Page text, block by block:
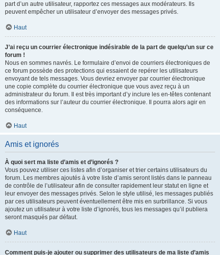
part d’un autre utilisateur, rapportez ces messages aux modérateurs. Ils
peuvent empêcher un utilisateur d’envoyer des messages privés.
Haut
J’ai reçu un courrier électronique indésirable de la part de quelqu’un sur ce
forum !
Nous en sommes navrés. Le formulaire d’envoi de courriers électroniques de
ce forum possède des protections qui essaient de repérer les utilisateurs
envoyant de tels messages. Vous devriez envoyer par courrier électronique
une copie complète du courrier électronique que vous avez reçu à un
administrateur du forum. Il est très important d’y inclure les en-têtes contenant
des informations sur l’auteur du courrier électronique. Il pourra alors agir en
conséquence.
Haut
Amis et ignorés
À quoi sert ma liste d’amis et d’ignorés ?
Vous pouvez utiliser ces listes afin d’organiser et trier certains utilisateurs du
forum. Les membres ajoutés à votre liste d’amis seront listés dans le panneau
de contrôle de l’utilisateur afin de consulter rapidement leur statut en ligne et
leur envoyer des messages privés. Selon le style utilisé, les messages publiés
par ces utilisateurs peuvent éventuellement être mis en surbrillance. Si vous
ajoutez un utilisateur à votre liste d’ignorés, tous les messages qu’il publiera
seront masqués par défaut.
Haut
Comment puis-je ajouter ou supprimer des utilisateurs de ma liste d’amis